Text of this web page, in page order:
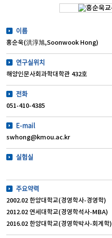
이름
홍순욱(洪淳旭,Soonwook Hong)
연구실위치
해양인문사회과학대학관 432호
전화
051-410-4385
E-mail
swhong@kmou.ac.kr
실험실
주요약력
2002.02 한양대학교(경영학사-경영학)
2012.02 연세대학교(경영학석사-MBA)
2016.02 한양대학교(경영학박사-회계학)